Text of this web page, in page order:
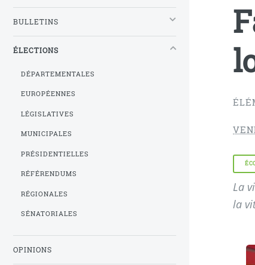
La
la
BULLETINS
ÉLECTIONS
DÉPARTEMENTALES
EUROPÉENNES
LÉGISLATIVES
MUNICIPALES
PRÉSIDENTIELLES
RÉFÉRENDUMS
RÉGIONALES
SÉNATORIALES
OPINIONS